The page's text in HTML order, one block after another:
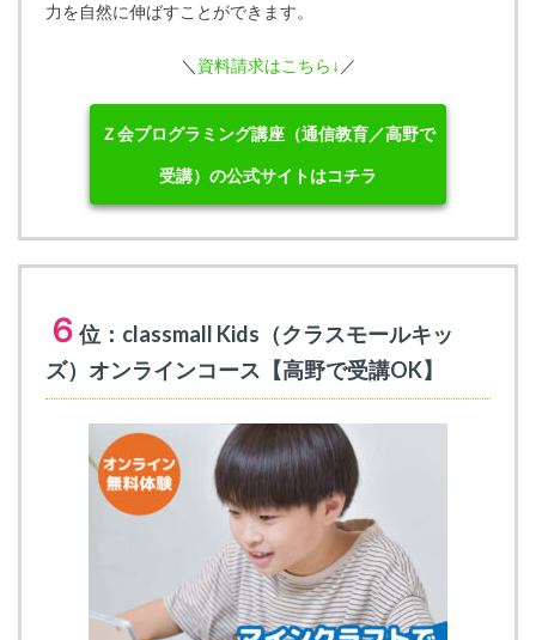
力を自然に伸ばすことができます。
＼ 資料請求はこちら↓ ／
Ｚ会プログラミング講座（通信教育／高野で
受講）の公式サイトはコチラ
６ 位：classmall Kids（クラスモールキッ
ズ）オンラインコース【高野で受講OK】